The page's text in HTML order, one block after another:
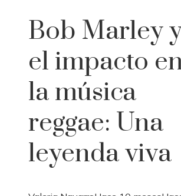
Bob Marley
el impacto
la música
reggae: Una
leyenda viva